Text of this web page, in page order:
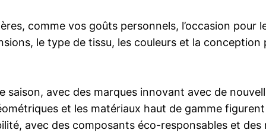
comme vos goûts personnels, l’occasion
le type de tissu, les couleurs et la
saison, avec des marques innovant avec de
et les matériaux haut de gamme
avec des composants éco-responsables et